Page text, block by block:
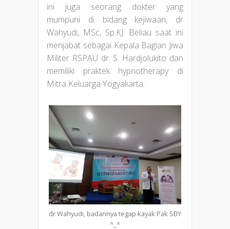
ini juga seorang dokter yang
mumpuni di bidang kejiwaan, dr
Wahyudi, MSc, Sp.KJ. Beliau saat ini
menjabat sebagai Kepala Bagian Jiwa
Militer RSPAU dr. S. Hardjolukito dan
memiliki praktek hypnotherapy di
Mitra Keluarga Yogyakarta.
dr Wahyudi, badannya tegap kayak Pak SBY
^_^